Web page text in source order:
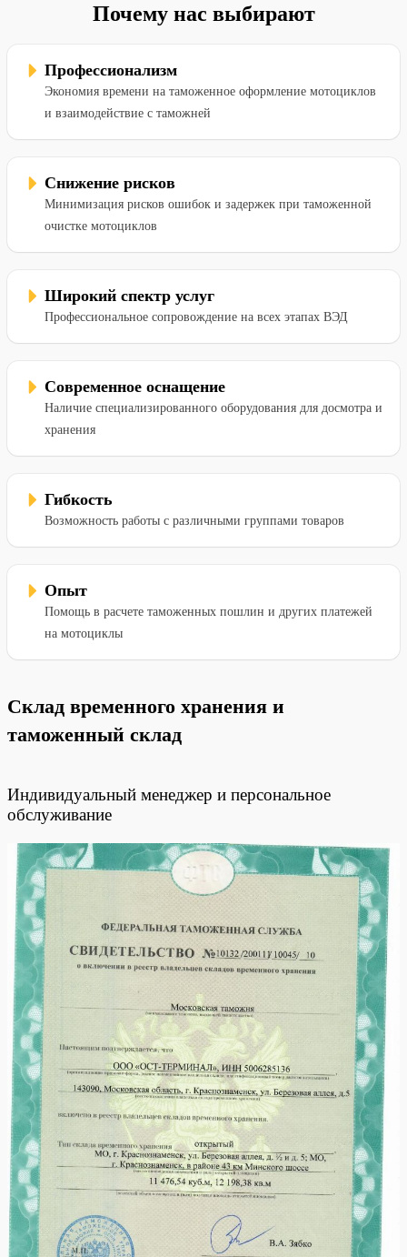
Почему нас выбирают
Профессионализм
Экономия времени на таможенное оформление мотоциклов
и взаимодействие с таможней
Снижение рисков
Минимизация рисков ошибок и задержек при таможенной
очистке мотоциклов
Широкий спектр услуг
Профессиональное сопровождение на всех этапах ВЭД
Современное оснащение
Наличие специализированного оборудования для досмотра и
хранения
Гибкость
Возможность работы с различными группами товаров
Опыт
Помощь в расчете таможенных пошлин и других платежей
на мотоциклы
Склад временного хранения и
таможенный склад
Индивидуальный менеджер и персональное
обслуживание